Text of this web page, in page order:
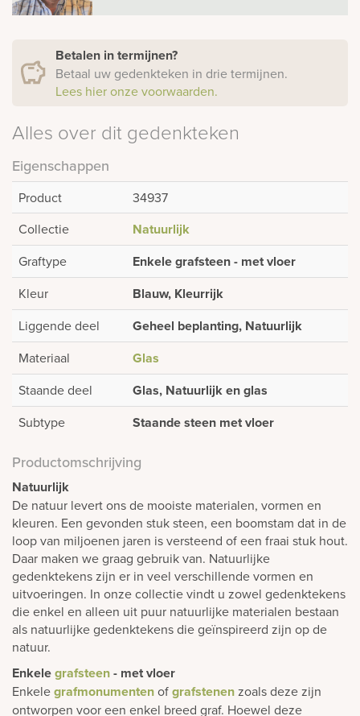
Betalen in termijnen?
Betaal uw gedenkteken in drie termijnen.
Lees hier onze voorwaarden.
Alles over dit gedenkteken
Eigenschappen
Product
34937
Collectie
Natuurlijk
Graftype Enkele grafsteen - met vloer
Kleur Blauw, Kleurrijk
Liggende deel Geheel beplanting, Natuurlijk
Materiaal Glas
Staande deel Glas, Natuurlijk en glas
Subtype Staande steen met vloer
Productomschrijving
Natuurlijk
De natuur levert ons de mooiste materialen, vormen en
kleuren. Een gevonden stuk steen, een boomstam dat in de
loop van miljoenen jaren is versteend of een fraai stuk hout.
Daar maken we graag gebruik van. Natuurlijke
gedenktekens zijn er in veel verschillende vormen en
uitvoeringen. In onze collectie vindt u zowel gedenktekens
die enkel en alleen uit puur natuurlijke materialen bestaan
als natuurlijke gedenktekens die geïnspireerd zijn op de
natuur.
Enkelegrafsteen- met vloer
Enkelegrafmonumentenofgrafstenenzoals deze zijn
ontworpen voor een enkel breed graf. Hoewel deze